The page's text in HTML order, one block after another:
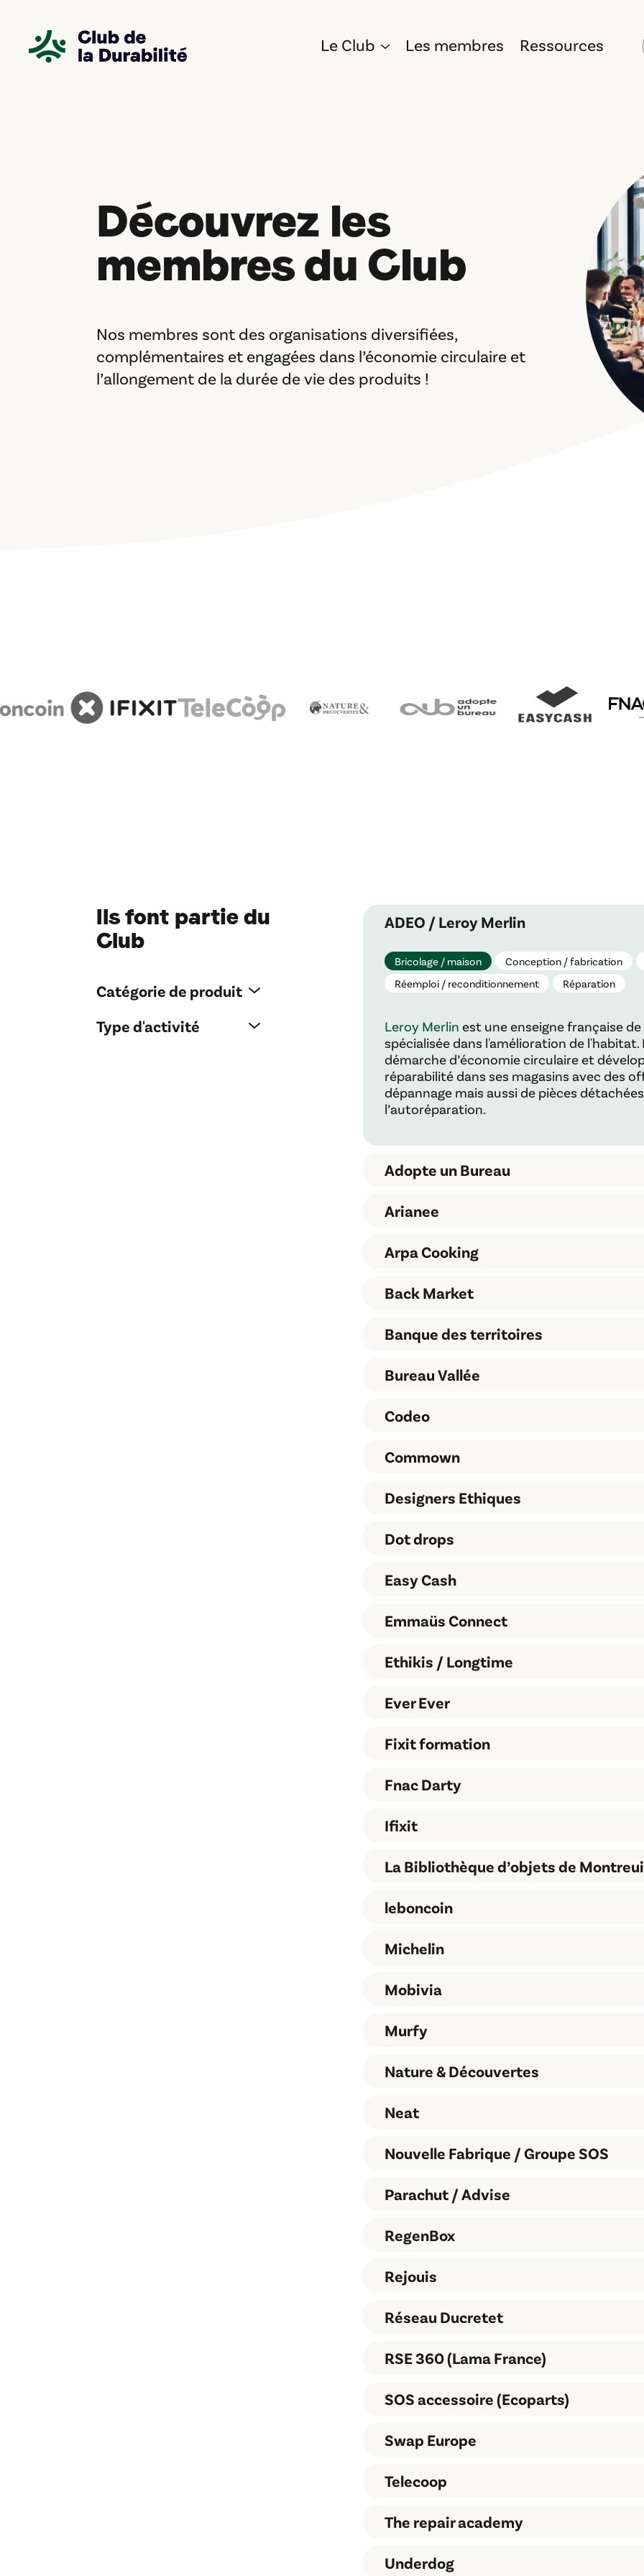
Le Club Les membres Ressources
Découvrez les
membres du Club
Nos membres sont des organisations diversifiées,
complémentaires et engagées dans l’économie circulaire et
l’allongement de la durée de vie des produits !
Ils font partie du
Club
Catégorie de produit
Type d'activité
ADEO / Leroy Merlin
Bricolage / maison
Conception / fabrication
Réemploi / reconditionnement
Réparation
Leroy Merlin est une enseigne française
spécialisée dans l'amélioration de l'habitat.
démarche d’économie circulaire et
réparabilité dans ses magasins avec des
dépannage mais aussi de pièces
l’autoréparation.
Adopte un Bureau
Arianee
Arianee
Arpa Cooking
Back Market
Banque des territoires
Bureau Vallée
Bureau Vallée
Codeo
Commown
Designers Ethiques
Dot drops
Easy Cash
Easy Cash
Emmaüs Connect
Ethikis / Longtime
Ever Ever
Fixit formation
Fnac Darty
Fnac Darty
Ifixit
La Bibliothèque d’objets de
leboncoin
Michelin
Mobivia
Murfy
Nature & Découvertes
Nature & Découvertes
Neat
Neat
Nouvelle Fabrique / Groupe SOS
Parachut / Advise
RegenBox
RegenBox
Rejouis
Réseau Ducretet
RSE 360 (Lama France)
SOS accessoire (Ecoparts)
SOS Accessoire
Swap Europe
Telecoop
The repair academy
Underdog